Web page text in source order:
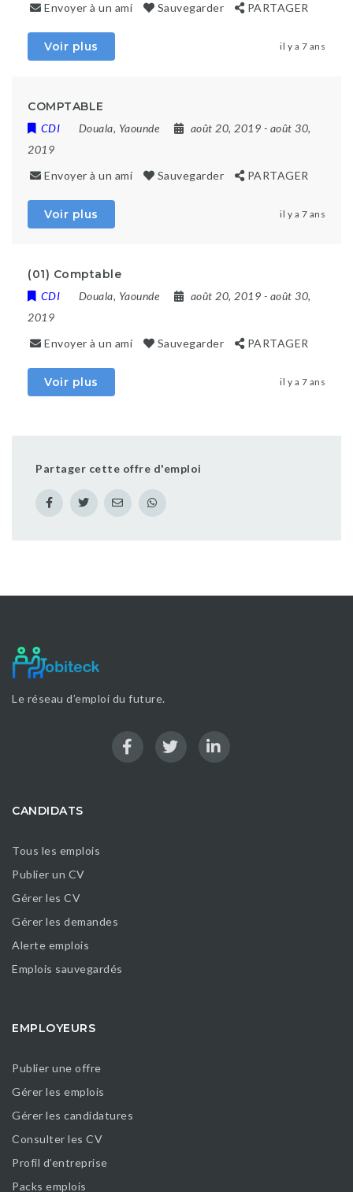
Envoyer à un ami
Sauvegarder PARTAGER
Voir plus il y a 7 ans
COMPTABLE
CDI Douala, Yaounde août 20, 2019 - août 30,
2019
Envoyer à un ami
Sauvegarder PARTAGER
Voir plus il y a 7 ans
(01) Comptable
CDI Douala, Yaounde août 20, 2019 - août 30,
2019
Envoyer à un ami
Sauvegarder PARTAGER
Voir plus il y a 7 ans
Partager cette offre d'emploi
Le réseau d’emploi du future.
CANDIDATS
Tous les emplois
Publier un CV
Gérer les CV
Gérer les demandes
Alerte emplois
Emplois sauvegardés
EMPLOYEURS
Publier une offre
Gérer les emplois
Gérer les candidatures
Consulter les CV
Profil d’entreprise
Packs emplois